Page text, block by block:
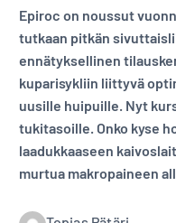
Epiroc on noussut
tutkaan pitkän
ennätyksellinen
kuparisykliin liittyvä
uusille huipuille. Nyt
tukitasoille. Onko kyse
laadukkaaseen
murtua makropaineen